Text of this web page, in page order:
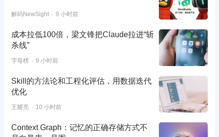
解码NewSight 9 小时前
成本拉低100倍，梁文锋把Claude拉进“斩
杀线”
字母榜 9 小时前
Skill的方法论和工程化评估，用数据迭代
优化
王耀亮 10 小时前
Context Graph：记忆的正确存储方式不